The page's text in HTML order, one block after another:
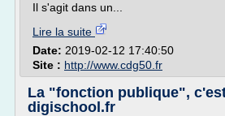
Il s'agit dans un...
Lire la suite
Date: 2019-02-12 17:40:50
Site : http://www.cdg50.fr
La "fonction publique",
digischool.fr